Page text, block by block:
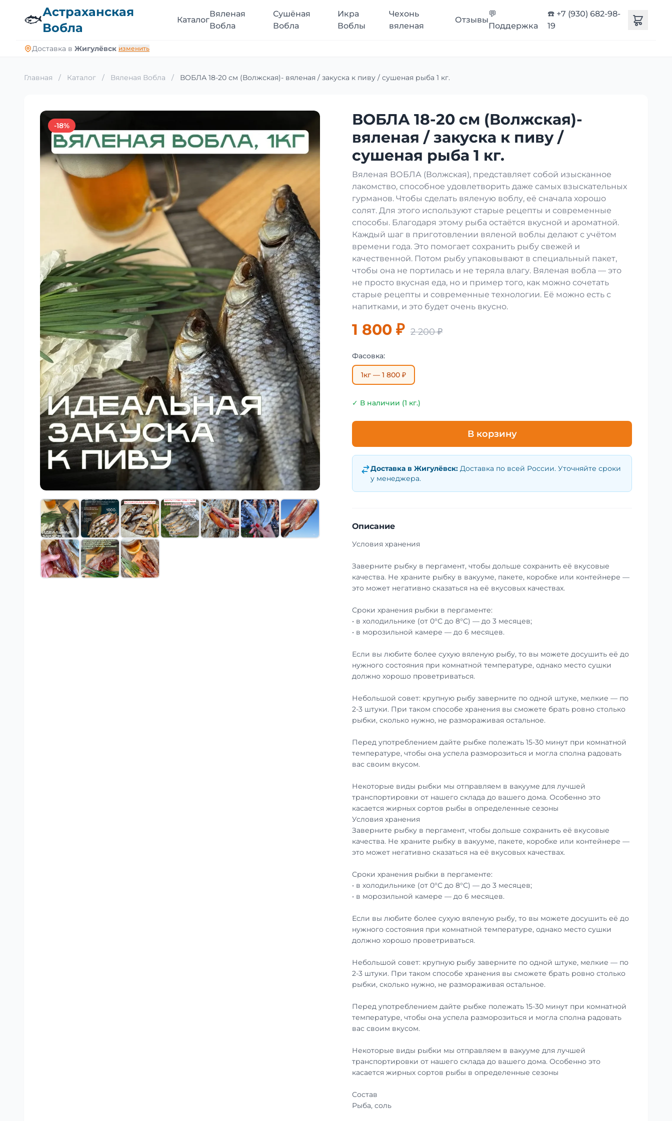
🐟Астраханская
Вобла
Каталог
Вяленая
Вобла
Сушёная
Вобла
Икра
Воблы
Чехонь
вяленая
Отзывы
💬
Поддержка
☎️ +7 (930) 682-98-
19
Доставка в Жигулёвск изменить
Главная / Каталог / Вяленая Вобла / ВОБЛА 18-20 см (Волжская)- вяленая / закуска к пиву / сушеная рыба 1 кг.
-18%
ВОБЛА 18-20 см (Волжская)-
вяленая / закуска к пиву /
сушеная рыба 1 кг.
Вяленая ВОБЛА (Волжская), представляет собой изысканное
лакомство, способное удовлетворить даже самых взыскательных
гурманов. Чтобы сделать вяленую воблу, её сначала хорошо
солят. Для этого используют старые рецепты и современные
способы. Благодаря этому рыба остаётся вкусной и ароматной.
Каждый шаг в приготовлении вяленой воблы делают с учётом
времени года. Это помогает сохранить рыбу свежей и
качественной. Потом рыбу упаковывают в специальный пакет,
чтобы она не портилась и не теряла влагу. Вяленая вобла — это
не просто вкусная еда, но и пример того, как можно сочетать
старые рецепты и современные технологии. Её можно есть с
напитками, и это будет очень вкусно.
1 800 ₽ 2 200 ₽
Фасовка:
1кг — 1 800 ₽
✓ В наличии (1 кг.)
В корзину
Доставка в Жигулёвск: Доставка по всей России. Уточняйте сроки
у менеджера.
Описание
Условия хранения
Заверните рыбку в пергамент, чтобы дольше сохранить её вкусовые
качества. Не храните рыбку в вакууме, пакете, коробке или контейнере —
это может негативно сказаться на её вкусовых качествах.
Сроки хранения рыбки в пергаменте:
• в холодильнике (от 0°С до 8°С) — до 3 месяцев;
• в морозильной камере — до 6 месяцев.
Если вы любите более сухую вяленую рыбу, то вы можете досушить её до
нужного состояния при комнатной температуре, однако место сушки
должно хорошо проветриваться.
Небольшой совет: крупную рыбу заверните по одной штуке, мелкие — по
2-3 штуки. При таком способе хранения вы сможете брать ровно столько
рыбки, сколько нужно, не размораживая остальное.
Перед употреблением дайте рыбке полежать 15-30 минут при комнатной
температуре, чтобы она успела разморозиться и могла сполна радовать
вас своим вкусом.
Некоторые виды рыбки мы отправляем в вакууме для лучшей
транспортировки от нашего склада до вашего дома. Особенно это
касается жирных сортов рыбы в определенные сезоны
Условия хранения
Заверните рыбку в пергамент, чтобы дольше сохранить её вкусовые
качества. Не храните рыбку в вакууме, пакете, коробке или контейнере —
это может негативно сказаться на её вкусовых качествах.
Сроки хранения рыбки в пергаменте:
• в холодильнике (от 0°С до 8°С) — до 3 месяцев;
• в морозильной камере — до 6 месяцев.
Если вы любите более сухую вяленую рыбу, то вы можете досушить её до
нужного состояния при комнатной температуре, однако место сушки
должно хорошо проветриваться.
Небольшой совет: крупную рыбу заверните по одной штуке, мелкие — по
2-3 штуки. При таком способе хранения вы сможете брать ровно столько
рыбки, сколько нужно, не размораживая остальное.
Перед употреблением дайте рыбке полежать 15-30 минут при комнатной
температуре, чтобы она успела разморозиться и могла сполна радовать
вас своим вкусом.
Некоторые виды рыбки мы отправляем в вакууме для лучшей
транспортировки от нашего склада до вашего дома. Особенно это
касается жирных сортов рыбы в определенные сезоны
Состав
Рыба, соль